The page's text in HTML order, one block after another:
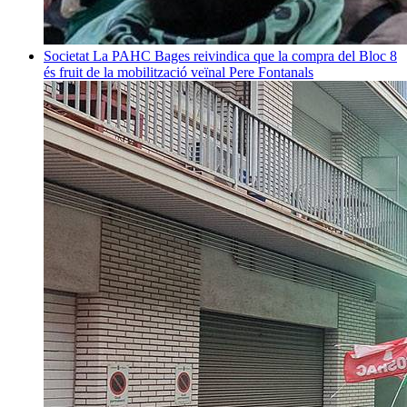
Societat La PAHC Bages reivindica que la compra del Bloc 8
és fruit de la mobilització veïnal Pere Fontanals